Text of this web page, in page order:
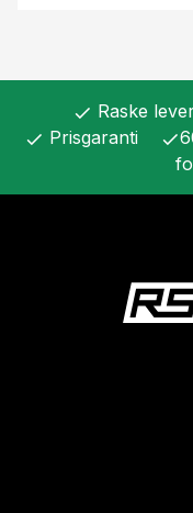
check Raske
check Prisgaranti check